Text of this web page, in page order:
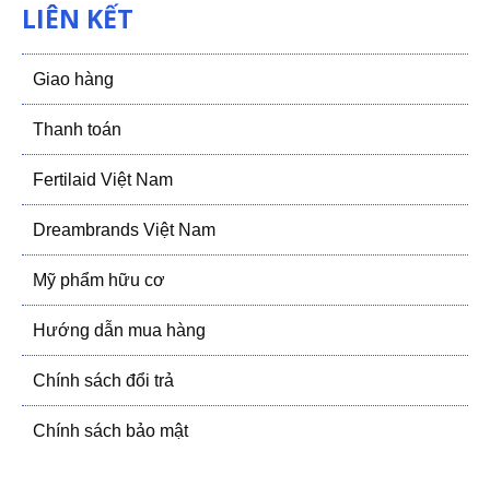
LIÊN KẾT
Giao hàng
Thanh toán
Fertilaid Việt Nam
Dreambrands Việt Nam
Mỹ phẩm hữu cơ
Hướng dẫn mua hàng
Chính sách đổi trả
Chính sách bảo mật